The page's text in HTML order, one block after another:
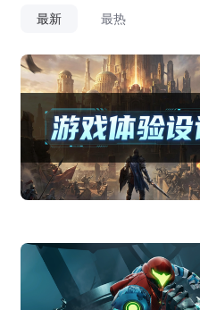
最新 最热